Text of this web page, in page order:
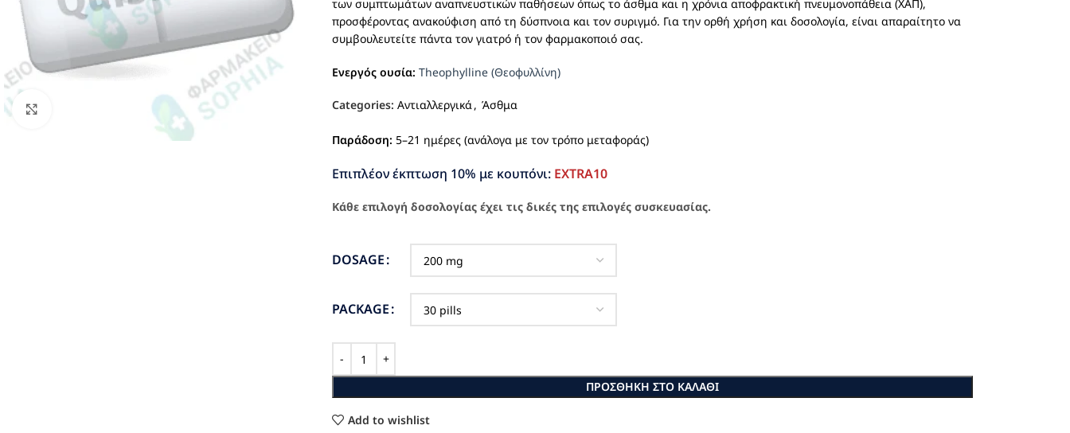
των συμπτωμάτων αναπνευστικών παθήσεων όπως το άσθμα και η χρόνια αποφρακτική πνευμονοπάθεια (ΧΑΠ),
προσφέροντας ανακούφιση από τη δύσπνοια και τον συριγμό. Για την ορθή χρήση και δοσολογία, είναι απαραίτητο να
συμβουλευτείτε πάντα τον γιατρό ή τον φαρμακοποιό σας.
Ενεργός ουσία:Theophylline (Θεοφυλλίνη)
Categories: Αντιαλλεργικά, Άσθμα
Παράδοση: 5–21 ημέρες (ανάλογα με τον τρόπο μεταφοράς)
Επιπλέον έκπτωση 10% με κουπόνι: EXTRA10
Κάθε επιλογή δοσολογίας έχει τις δικές της επιλογές συσκευασίας.
DOSAGE
PACKAGE
ΠΡΟΣΘΉΚΗ ΣΤΟ ΚΑΛΆΘΙ
Add to wishlist